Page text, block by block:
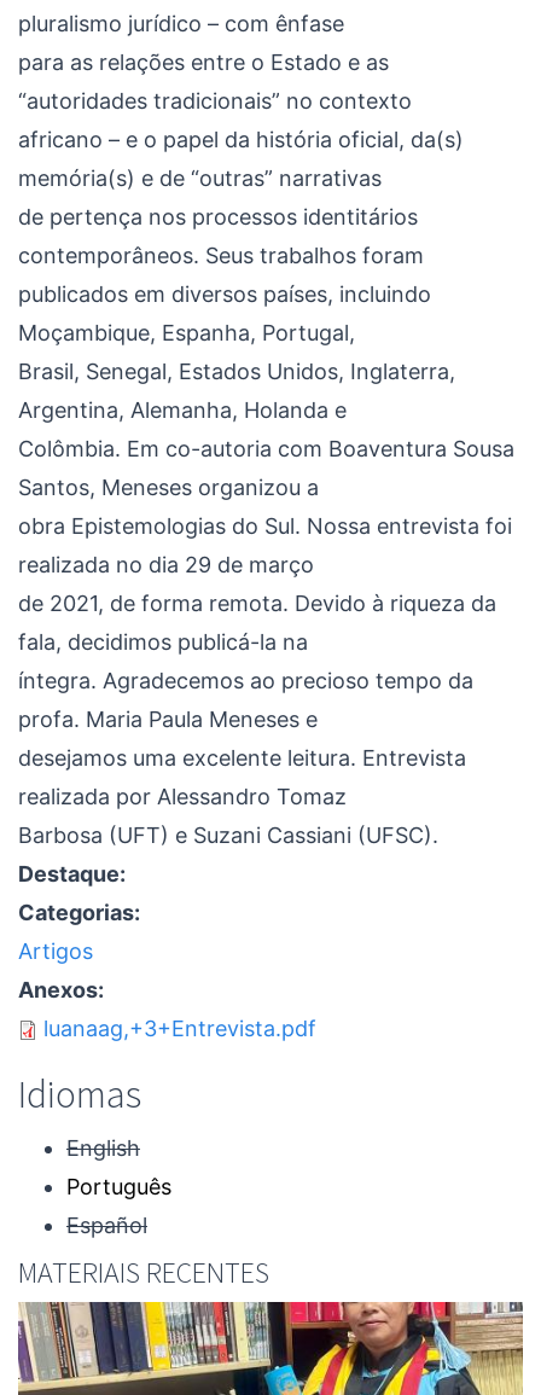
pluralismo jurídico – com ênfase
para as relações entre o Estado e as
“autoridades tradicionais” no contexto
africano – e o papel da história oficial, da(s)
memória(s) e de “outras” narrativas
de pertença nos processos identitários
contemporâneos. Seus trabalhos foram
publicados em diversos países, incluindo
Moçambique, Espanha, Portugal,
Brasil, Senegal, Estados Unidos, Inglaterra,
Argentina, Alemanha, Holanda e
Colômbia. Em co-autoria com Boaventura Sousa
Santos, Meneses organizou a
obra Epistemologias do Sul. Nossa entrevista foi
realizada no dia 29 de março
de 2021, de forma remota. Devido à riqueza da
fala, decidimos publicá-la na
íntegra. Agradecemos ao precioso tempo da
profa. Maria Paula Meneses e
desejamos uma excelente leitura. Entrevista
realizada por Alessandro Tomaz
Barbosa (UFT) e Suzani Cassiani (UFSC).
Destaque:
Categorias:
Artigos
Anexos:
luanaag,+3+Entrevista.pdf
Idiomas
English
Português
Español
MATERIAIS RECENTES